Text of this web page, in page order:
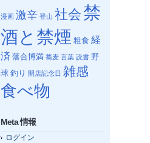
漫画 激辛 登山 社会 禁
酒と禁煙 粗食 経
済 落合博満 蕎麦 言葉 読書 野
球 釣り 開店記念日 雑感
食べ物
Meta 情報
ログイン